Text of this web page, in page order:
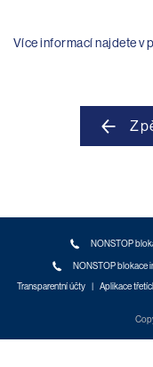
Více informací najdete v
NONSTOP
NONSTOP blokace
Transparentní účty | Aplikace